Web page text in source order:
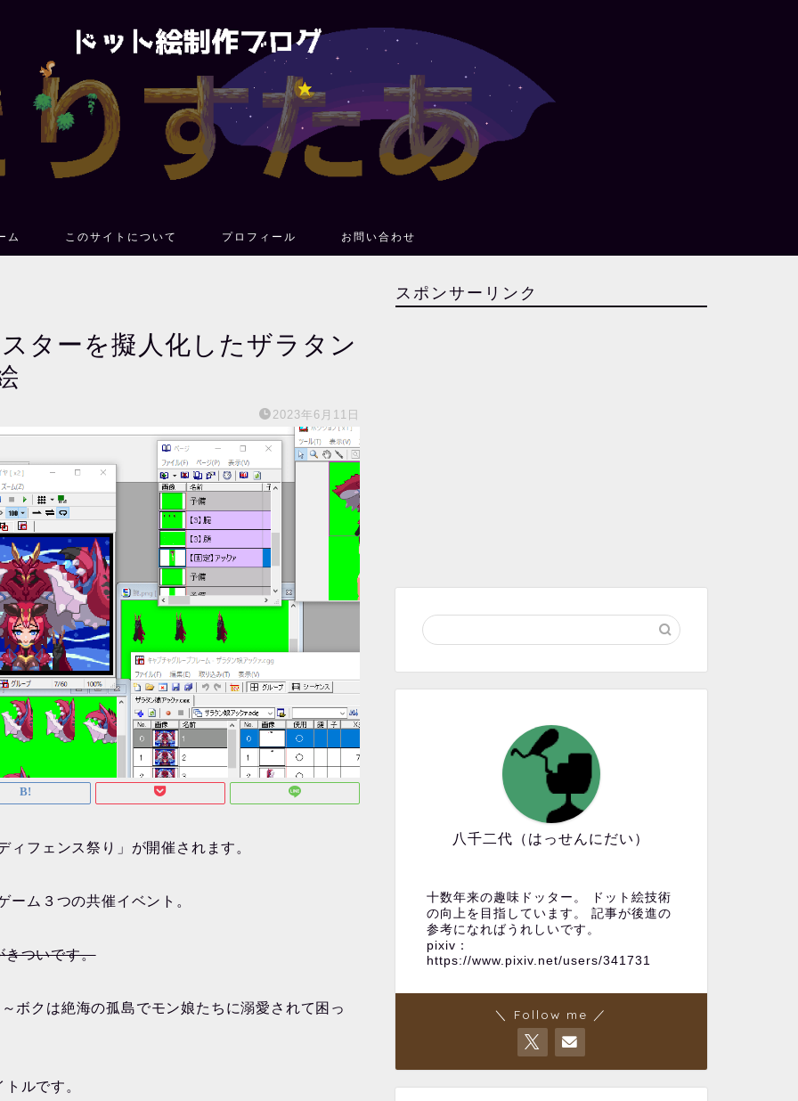
ム このサイトについて プロフィール お問い合わせ
ターを擬人化したザラタン
2023年6月11日
フェンス祭り」が開催されます。
ム３つの共催イベント。
きついです。
ボクは絶海の孤島でモン娘たちに溺愛されて困っ
ルです。
スポンサーリンク
八千二代（はっせんにだい）
十数年来の趣味ドッター。 ドット絵技術
の向上を目指しています。 記事が後進の
参考になればうれしいです。
pixiv：
https://www.pixiv.net/users/341731
＼ Follow me ／